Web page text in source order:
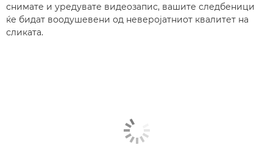
снимате и уредувате видеозапис, вашите следбеници
ќе бидат воодушевени од неверојатниот квалитет на
сликата.